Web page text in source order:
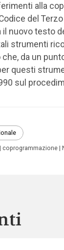
alla
del
il nuovo testo
strumenti
da un
questi
sul
coprogrammazione